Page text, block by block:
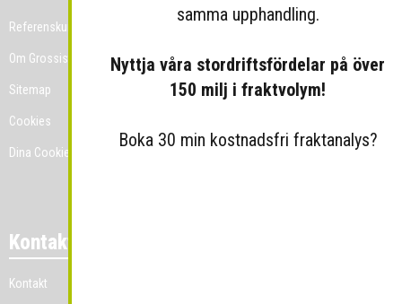
Referenskunder
Om Grossist.se
Sitemap
Cookies
Dina Cookie-prefenser
Kontakt
Kontakt
samma upphandling.
Nyttja våra stordriftsfördelar på över
150 milj i fraktvolym!
Boka 30 min kostnadsfri fraktanalys?